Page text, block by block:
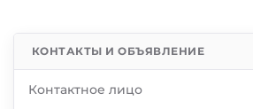
КОНТАКТЫ И ОБЪЯВЛЕНИЕ
Контактное лицо